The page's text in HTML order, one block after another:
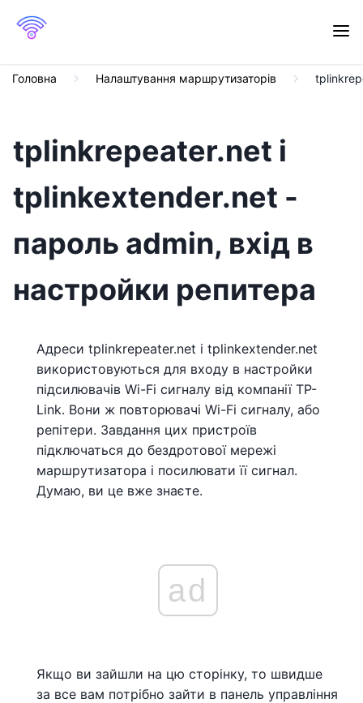
Головна Налаштування маршрутизаторів
tplinkrepeater.net і
tplinkextender.net -
пароль admin, вхід в
настройки репитера
Адреси tplinkrepeater.net і tplinkextender.net
використовуються для входу в настройки
підсилювачів Wi-Fi сигналу від компанії TP-
Link. Вони ж повторювачі Wi-Fi сигналу, або
репітери. Завдання цих пристроїв
підключаться до бездротової мережі
маршрутизатора і посилювати її сигнал.
Думаю, ви це вже знаєте.
ad
Якщо ви зайшли на цю сторінку, то швидше
за все вам потрібно зайти в панель управління